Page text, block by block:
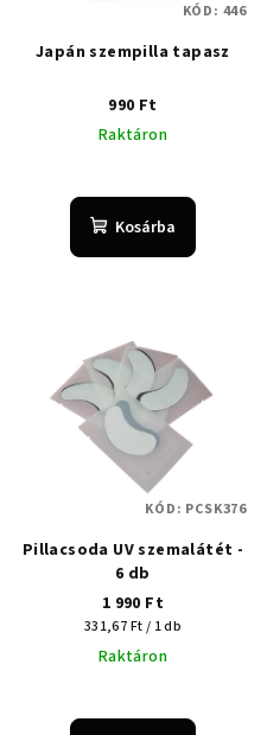
Japán szempilla tapasz
990 Ft
Raktáron
Kosárba
KÓD: 446
Pillacsoda UV szemalátét -
6 db
1 990 Ft
Egységár:
331,67 Ft / 1 db
Raktáron
KÓD: PCSK376